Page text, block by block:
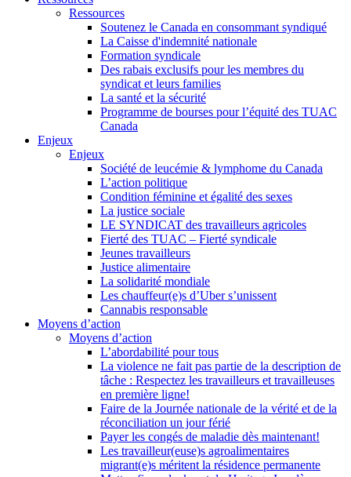
Ressources
Soutenez le Canada en consommant syndiqué
La Caisse d'indemnité nationale
Formation syndicale
Des rabais exclusifs pour les membres du
syndicat et leurs families
La santé et la sécurité
Programme de bourses pour l’équité des TUAC
Canada
Enjeux
Enjeux
Société de leucémie & lymphome du Canada
L’action politique
Condition féminine et égalité des sexes
La justice sociale
LE SYNDICAT des travailleurs agricoles
Fierté des TUAC – Fierté syndicale
Jeunes travailleurs
Justice alimentaire
La solidarité mondiale
Les chauffeur(e)s d’Uber s’unissent
Cannabis responsable
Moyens d’action
Moyens d’action
L’abordabilité pour tous
La violence ne fait pas partie de la description de
tâche : Respectez les travailleurs et travailleuses
en première ligne!
Faire de la Journée nationale de la vérité et de la
réconciliation un jour férié
Payer les congés de maladie dès maintenant!
Les travailleur(euse)s agroalimentaires
migrant(e)s méritent la résidence permanente